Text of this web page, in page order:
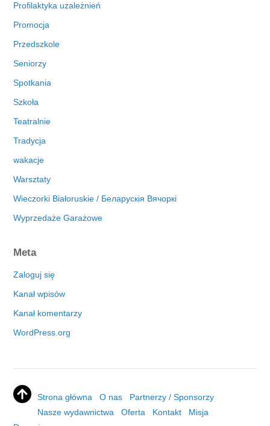
Profilaktyka uzależnień
Promocja
Przedszkole
Seniorzy
Spotkania
Szkoła
Teatralnie
Tradycja
wakacje
Warsztaty
Wieczorki Białoruskie / Беларускія Вячоркі
Wyprzedaże Garażowe
Meta
Zaloguj się
Kanał wpisów
Kanał komentarzy
WordPress.org
Strona główna O nas
Partnerzy / Sponsorzy
Nasze wydawnictwa
Oferta Kontakt
Misja